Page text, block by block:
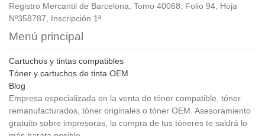
Registro Mercantil de Barcelona, Tomo 40068, Folio 94, Hoja
Nº358787, Inscripción 1ª
Menú principal
Cartuchos y tintas compatibles
Tóner y cartuchos de tinta OEM
Blog
Empresa especializada en la venta de tóner compatible, tóner
remanufacturados, tóner originales o tóner OEM. Asesoramiento
gratuito sobre impresoras, la compra de tus tóneres te saldrá lo